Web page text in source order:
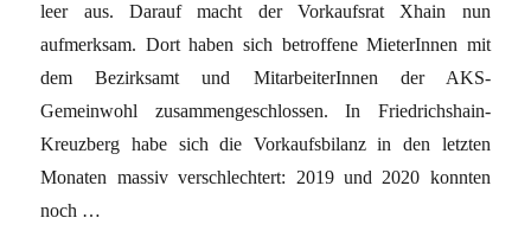
leer aus. Darauf macht der Vorkaufsrat Xhain nun
aufmerksam. Dort haben sich betroffene MieterInnen mit
dem Bezirksamt und MitarbeiterInnen der AKS-
Gemeinwohl zusammengeschlossen. In Friedrichshain-
Kreuzberg habe sich die Vorkaufsbilanz in den letzten
Monaten massiv verschlechtert: 2019 und 2020 konnten
noch …